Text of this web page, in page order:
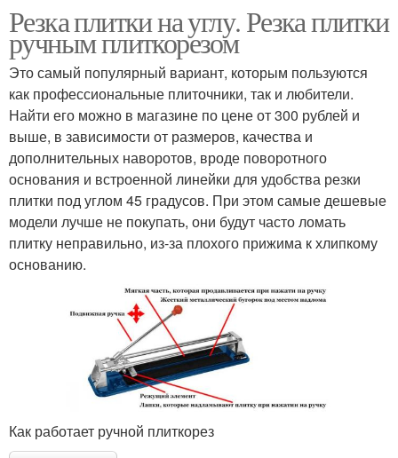
Резка плитки на углу. Резка плитки
ручным плиткорезом
Это самый популярный вариант, которым пользуются
как профессиональные плиточники, так и любители.
Найти его можно в магазине по цене от 300 рублей и
выше, в зависимости от размеров, качества и
дополнительных наворотов, вроде поворотного
основания и встроенной линейки для удобства резки
плитки под углом 45 градусов. При этом самые дешевые
модели лучше не покупать, они будут часто ломать
плитку неправильно, из-за плохого прижима к хлипкому
основанию.
Как работает ручной плиткорез